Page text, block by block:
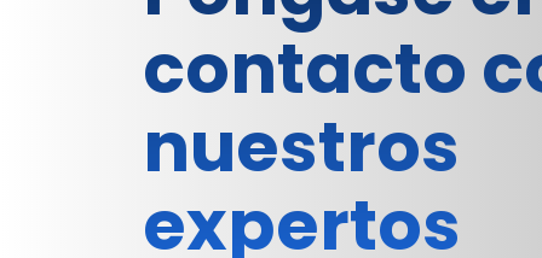
contacto
nuestros
expertos